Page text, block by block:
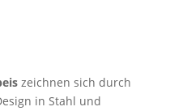
zeichnen sich durch
in Stahl und